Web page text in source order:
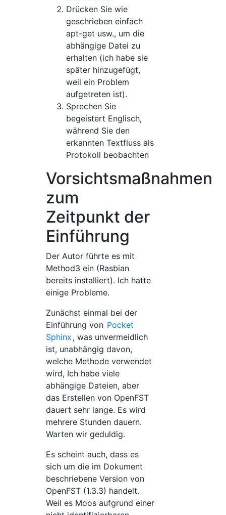
Drücken Sie wie
geschrieben einfach
apt-get usw., um die
abhängige Datei zu
erhalten (ich habe sie
später hinzugefügt,
weil ein Problem
aufgetreten ist).
Sprechen Sie
begeistert Englisch,
während Sie den
erkannten Textfluss als
Protokoll beobachten
Vorsichtsmaßnahmen
zum
Zeitpunkt der
Einführung
Der Autor führte es mit
Method3 ein (Rasbian
bereits installiert). Ich hatte
einige Probleme.
Zunächst einmal bei der
Einführung von Pocket
Sphinx , was unvermeidlich
ist, unabhängig davon,
welche Methode verwendet
wird, Ich habe viele
abhängige Dateien, aber
das Erstellen von OpenFST
dauert sehr lange. Es wird
mehrere Stunden dauern.
Warten wir geduldig.
Es scheint auch, dass es
sich um die im Dokument
beschriebene Version von
OpenFST (1.3.3) handelt.
Weil es Moos aufgrund einer